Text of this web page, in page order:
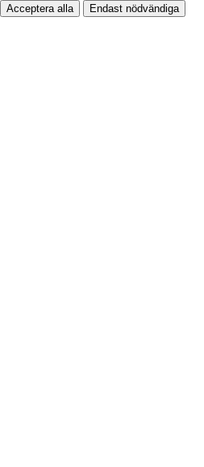
Acceptera alla Endast nödvändiga